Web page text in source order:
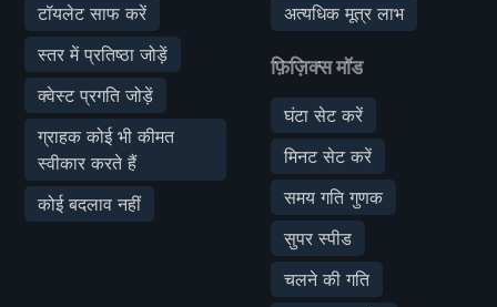
टॉयलेट साफ करें
स्तर में प्रतिष्ठा जोड़ें
क्वेस्ट प्रगति जोड़ें
ग्राहक कोई भी कीमत
स्वीकार करते हैं
कोई बदलाव नहीं
अत्यधिक मूत्र लाभ
फ़िज़िक्स मॉड
घंटा सेट करें
मिनट सेट करें
समय गति गुणक
सुपर स्पीड
चलने की गति